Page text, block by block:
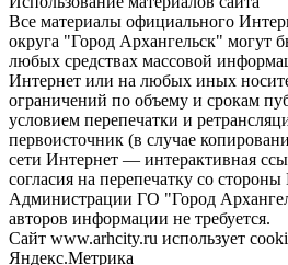
Все материалы официального
округа "Город Архангельск" могут
любых средствах массовой
Интернет или на любых иных
ограничений по объему и срокам
условием перепечатки и
первоисточник (в случае
сети Интернет — интерактивная
согласия на перепечатку со
Администрации ГО "Город
авторов информации не требуется.
Сайт www.arhcity.ru использует
Яндекс.Метрика